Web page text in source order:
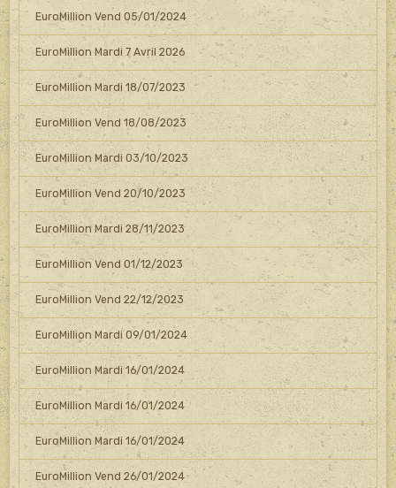
EuroMillion Vend 05/01/2024
EuroMillion Mardi 7 Avril 2026
EuroMillion Mardi 18/07/2023
EuroMillion Vend 18/08/2023
EuroMillion Mardi 03/10/2023
EuroMillion Vend 20/10/2023
EuroMillion Mardi 28/11/2023
EuroMillion Vend 01/12/2023
EuroMillion Vend 22/12/2023
EuroMillion Mardi 09/01/2024
EuroMillion Mardi 16/01/2024
EuroMillion Mardi 16/01/2024
EuroMillion Mardi 16/01/2024
EuroMillion Vend 26/01/2024